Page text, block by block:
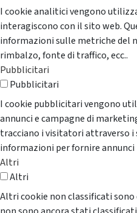
I cookie analitici vengono
interagiscono con il sito web.
informazioni sulle metriche del
rimbalzo, fonte di traffico, ecc..
Pubblicitari
Pubblicitari
I cookie pubblicitari vengono
annunci e campagne di
tracciano i visitatori attraverso i
informazioni per fornire
Altri
Altri
Altri cookie non classificati